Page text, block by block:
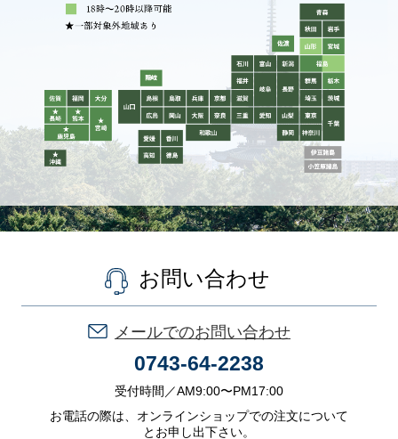
お問い合わせ
メールでのお問い合わせ
0743-64-2238
受付時間／AM9:00〜PM17:00
お電話の際は、オンラインショップでの注文について
とお申し出下さい。